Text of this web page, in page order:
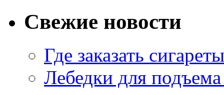
Свежие новости
Где заказать
Лебедки для